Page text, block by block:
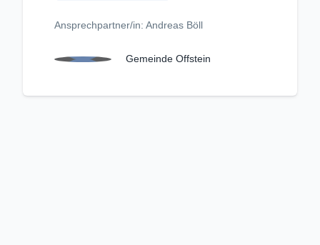
Ansprechpartner/in: Andreas Böll
Gemeinde Offstein